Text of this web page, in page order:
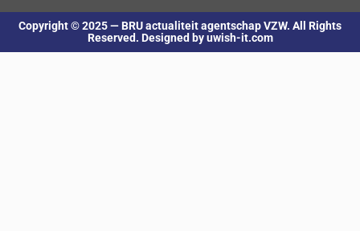
Copyright © 2025 — BRU actualiteit agentschap VZW. All Rights
Reserved. Designed by uwish-it.com